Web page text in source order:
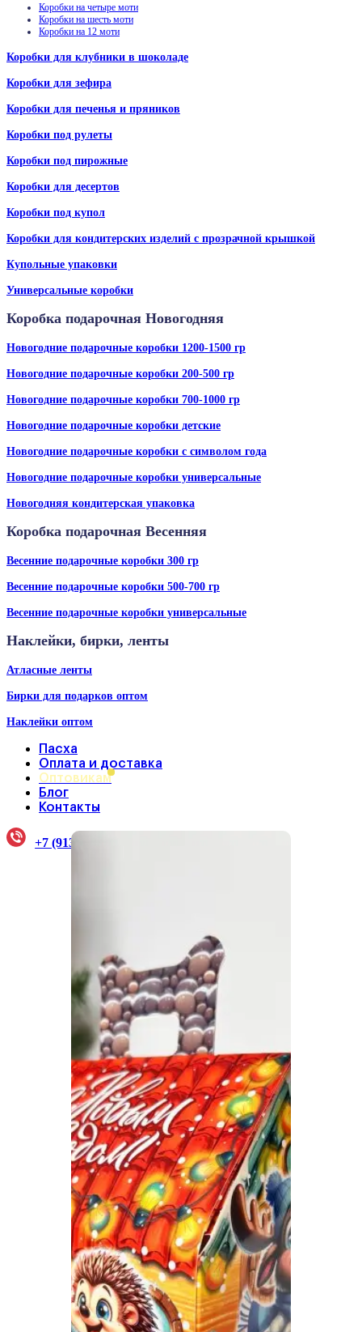
Коробки на четыре моти
Коробки на шесть моти
Коробки на 12 моти
Коробки для клубники в шоколаде
Коробки для зефира
Коробки для печенья и пряников
Коробки под рулеты
Коробки под пирожные
Коробки для десертов
Коробки под купол
Коробки для кондитерских изделий с прозрачной крышкой
Купольные упаковки
Универсальные коробки
Коробка подарочная Новогодняя
Новогодние подарочные коробки 1200-1500 гр
Новогодние подарочные коробки 200-500 гр
Новогодние подарочные коробки 700-1000 гр
Новогодние подарочные коробки детские
Новогодние подарочные коробки с символом года
Новогодние подарочные коробки универсальные
Новогодняя кондитерская упаковка
Коробка подарочная Весенняя
Весенние подарочные коробки 300 гр
Весенние подарочные коробки 500-700 гр
Весенние подарочные коробки универсальные
Наклейки, бирки, ленты
Атласные ленты
Бирки для подарков оптом
Наклейки оптом
Пасха
Оплата и доставка
Оптовикам
Блог
Контакты
+7 (913) 922-33-38